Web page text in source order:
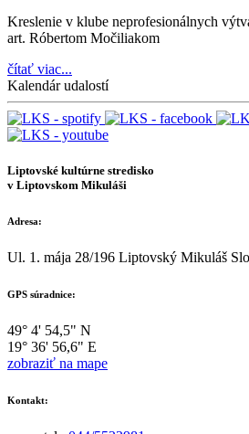
Kreslenie v klube neprofesionálnych
art. Róbertom Močiliakom
čítať viac...
Kalendár udalostí
Liptovské kultúrne stredisko
v Liptovskom Mikuláši
Adresa:
Ul. 1. mája 28/196 Liptovský Mikuláš
GPS súradnice:
49° 4' 54,5" N
19° 36' 56,6" E
zobraziť na mape
Kontakt: